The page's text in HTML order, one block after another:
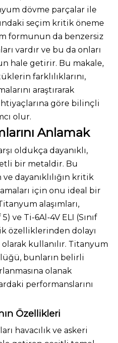
dövme parçalar ile
seçim kritik öneme
formunun da benzersiz
vardır ve bu da onları
hale getirir. Bu makale,
farklılıklarını,
araştırarak
göre bilinçli
olur.
Anlamak
oldukça dayanıklı,
bir metaldir. Bu
dayanıklılığın kritik
için onu ideal bir
alaşımları,
ve Ti-6Al-4V ELI (Sınıf
özelliklerinden dolayı
kullanılır. Titanyum
bunların belirli
olanak
performanslarını
Özellikleri
havacılık ve askeri